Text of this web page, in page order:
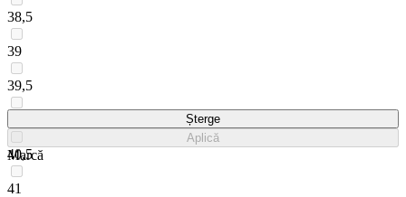
38,5
39
39,5
40,5
41
Șterge
Aplică
Marcă